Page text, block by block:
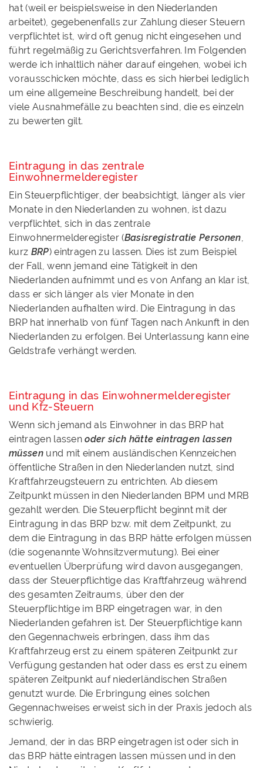
hat (weil er beispielsweise in den Niederlanden
arbeitet), gegebenenfalls zur Zahlung dieser Steuern
verpflichtet ist, wird oft genug nicht eingesehen und
führt regelmäßig zu Gerichtsverfahren. Im Folgenden
werde ich inhaltlich näher darauf eingehen, wobei ich
vorausschicken möchte, dass es sich hierbei lediglich
um eine allgemeine Beschreibung handelt, bei der
viele Ausnahmefälle zu beachten sind, die es einzeln
zu bewerten gilt.
Eintragung in das zentrale
Einwohnermelderegister
Ein Steuerpflichtiger, der beabsichtigt, länger als vier
Monate in den Niederlanden zu wohnen, ist dazu
verpflichtet, sich in das zentrale
Einwohnermelderegister (Basisregistratie Personen
kurz BRP) eintragen zu lassen. Dies ist zum Beispiel
der Fall, wenn jemand eine Tätigkeit in den
Niederlanden aufnimmt und es von Anfang an klar ist,
dass er sich länger als vier Monate in den
Niederlanden aufhalten wird. Die Eintragung in das
BRP hat innerhalb von fünf Tagen nach Ankunft in den
Niederlanden zu erfolgen. Bei Unterlassung kann eine
Geldstrafe verhängt werden.
Eintragung in das Einwohnermelderegister
und Kfz-Steuern
Wenn sich jemand als Einwohner in das BRP hat
eintragen lassenoder sich hätte eintragen lassen
müssenund mit einem ausländischen Kennzeichen
öffentliche Straßen in den Niederlanden nutzt, sind
Kraftfahrzeugsteuern zu entrichten. Ab diesem
Zeitpunkt müssen in den Niederlanden BPM und MRB
gezahlt werden. Die Steuerpflicht beginnt mit der
Eintragung in das BRP bzw. mit dem Zeitpunkt, zu
dem die Eintragung in das BRP hätte erfolgen müssen
(die sogenannte Wohnsitzvermutung). Bei einer
eventuellen Überprüfung wird davon ausgegangen,
dass der Steuerpflichtige das Kraftfahrzeug während
des gesamten Zeitraums, über den der
Steuerpflichtige im BRP eingetragen war, in den
Niederlanden gefahren ist. Der Steuerpflichtige kann
den Gegennachweis erbringen, dass ihm das
Kraftfahrzeug erst zu einem späteren Zeitpunkt zur
Verfügung gestanden hat oder dass es erst zu einem
späteren Zeitpunkt auf niederländischen Straßen
genutzt wurde. Die Erbringung eines solchen
Gegennachweises erweist sich in der Praxis jedoch als
schwierig.
Jemand, der in das BRP eingetragen ist oder sich in
das BRP hätte eintragen lassen müssen und in den